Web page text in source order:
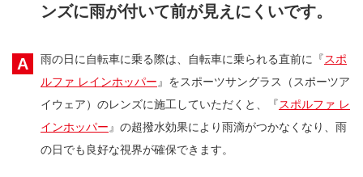
ンズに雨が付いて前が見えにくいです。
A 雨の日に自転車に乗る際は、自転車に乗られる直前に『スポ
ルファ レインホッパー 』をスポーツサングラス（スポーツア
イウェア）のレンズに施工していただくと、『スポルファ レ
インホッパー 』の超撥水効果により雨滴がつかなくなり、雨
の日でも良好な視界が確保できます。